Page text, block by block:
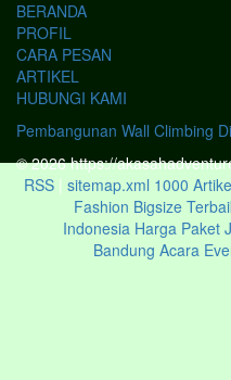
BERANDA
PROFIL
CARA PESAN
ARTIKEL
HUBUNGI KAMI
Pembangunan Wall Climbing
© 2026 https://
RSS | sitemap.xml 1000
Fashion Bigsize
Indonesia Harga Paket
Bandung Acara